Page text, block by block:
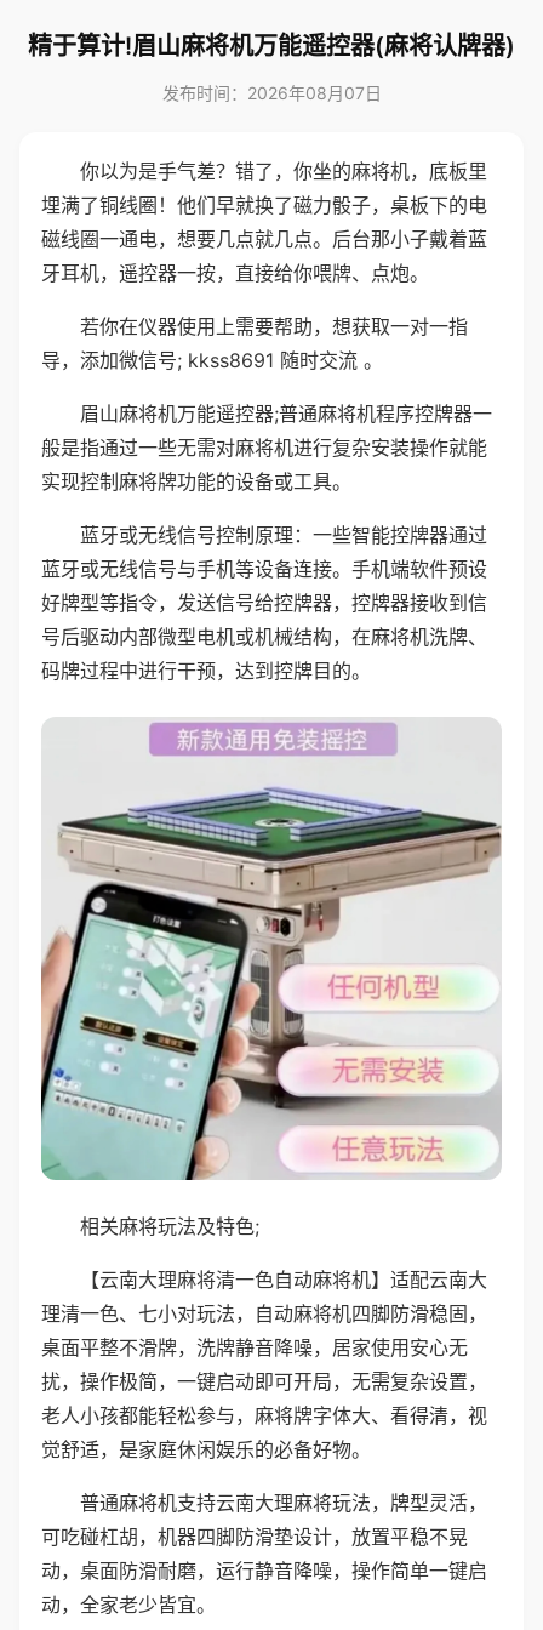
精于算计!眉山麻将机万能遥控器(麻将认牌器)
发布时间：2026年08月07日
你以为是手气差？错了，你坐的麻将机，底板里
埋满了铜线圈！他们早就换了磁力骰子，桌板下的电
磁线圈一通电，想要几点就几点。后台那小子戴着蓝
牙耳机，遥控器一按，直接给你喂牌、点炮。
若你在仪器使用上需要帮助，想获取一对一指
导，添加微信号; kkss8691 随时交流 。
眉山麻将机万能遥控器;普通麻将机程序控牌器一
般是指通过一些无需对麻将机进行复杂安装操作就能
实现控制麻将牌功能的设备或工具。
蓝牙或无线信号控制原理：一些智能控牌器通过
蓝牙或无线信号与手机等设备连接。手机端软件预设
好牌型等指令，发送信号给控牌器，控牌器接收到信
号后驱动内部微型电机或机械结构，在麻将机洗牌、
码牌过程中进行干预，达到控牌目的。
相关麻将玩法及特色;
【云南大理麻将清一色自动麻将机】适配云南大
理清一色、七小对玩法，自动麻将机四脚防滑稳固，
桌面平整不滑牌，洗牌静音降噪，居家使用安心无
扰，操作极简，一键启动即可开局，无需复杂设置，
老人小孩都能轻松参与，麻将牌字体大、看得清，视
觉舒适，是家庭休闲娱乐的必备好物。
普通麻将机支持云南大理麻将玩法，牌型灵活，
可吃碰杠胡，机器四脚防滑垫设计，放置平稳不晃
动，桌面防滑耐磨，运行静音降噪，操作简单一键启
动，全家老少皆宜。